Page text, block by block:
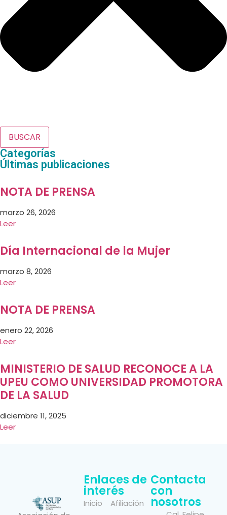
BUSCAR
Categorías
Últimas publicaciones
NOTA DE PRENSA
marzo 26, 2026
Leer
Día Internacional de la Mujer
marzo 8, 2026
Leer
NOTA DE PRENSA
enero 22, 2026
Leer
MINISTERIO DE SALUD RECONOCE A LA
UPEU COMO UNIVERSIDAD PROMOTORA
DE LA SALUD
diciembre 11, 2025
Leer
Enlaces de
interés
Inicio
Afiliación
Contacta
con
nosotros